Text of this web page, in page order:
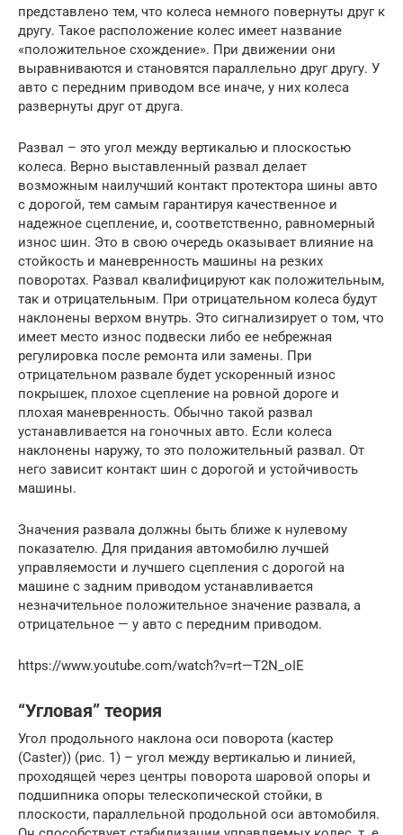
представлено тем, что колеса немного повернуты друг к
другу. Такое расположение колес имеет название
«положительное схождение». При движении они
выравниваются и становятся параллельно друг другу. У
авто с передним приводом все иначе, у них колеса
развернуты друг от друга.
Развал – это угол между вертикалью и плоскостью
колеса. Верно выставленный развал делает
возможным наилучший контакт протектора шины авто
с дорогой, тем самым гарантируя качественное и
надежное сцепление, и, соответственно, равномерный
износ шин. Это в свою очередь оказывает влияние на
стойкость и маневренность машины на резких
поворотах. Развал квалифицируют как положительным,
так и отрицательным. При отрицательном колеса будут
наклонены верхом внутрь. Это сигнализирует о том, что
имеет место износ подвески либо ее небрежная
регулировка после ремонта или замены. При
отрицательном развале будет ускоренный износ
покрышек, плохое сцепление на ровной дороге и
плохая маневренность. Обычно такой развал
устанавливается на гоночных авто. Если колеса
наклонены наружу, то это положительный развал. От
него зависит контакт шин с дорогой и устойчивость
машины.
Значения развала должны быть ближе к нулевому
показателю. Для придания автомобилю лучшей
управляемости и лучшего сцепления с дорогой на
машине с задним приводом устанавливается
незначительное положительное значение развала, а
отрицательное — у авто с передним приводом.
https://www.youtube.com/watch?v=rt—T2N_oIE
“Угловая” теория
Угол продольного наклона оси поворота (кастер
(Caster)) (рис. 1) – угол между вертикалью и линией,
проходящей через центры поворота шаровой опоры и
подшипника опоры телескопической стойки, в
плоскости, параллельной продольной оси автомобиля.